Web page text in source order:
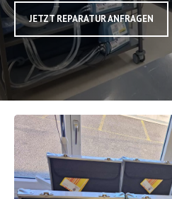
JETZT REPARATUR ANFRAGEN